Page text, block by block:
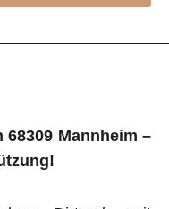
Mannheim –